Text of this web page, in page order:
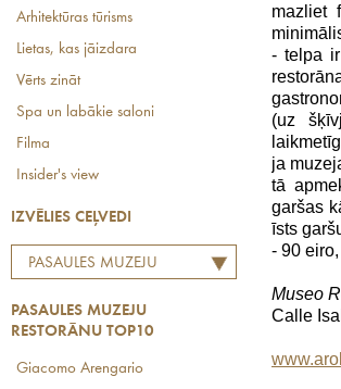
Arhitektūras tūrisms
Lietas, kas jāizdara
Vērts zināt
Spa un labākie saloni
Filma
Insider's view
IZVĒLIES CEĻVEDI
PASAULES MUZEJU
PASAULES MUZEJU
RESTORĀNU TOP10
Giacomo Arengario
mazliet
- telpa
(uz
ja
tā
garšas
īsts
- 90
Museo
Calle